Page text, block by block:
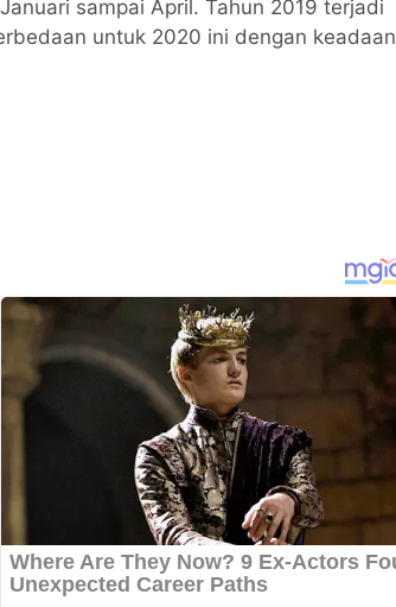
sampai April. Tahun 2019 terjadi
untuk 2020 ini dengan keadaan